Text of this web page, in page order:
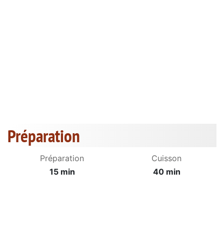
Préparation
Préparation
15 min
Cuisson
40 min